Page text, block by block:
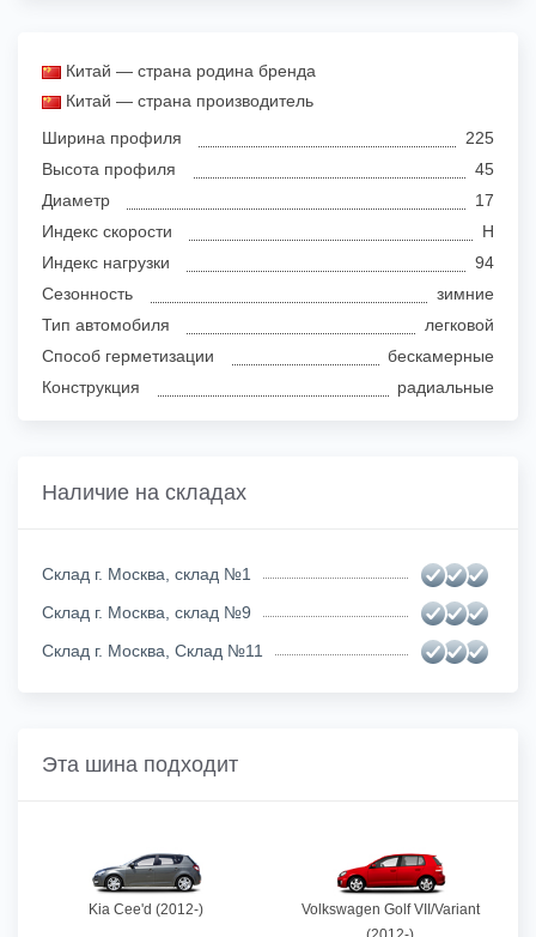
Китай — страна родина бренда
Китай — страна производитель
Ширина профиля
225
Высота профиля
45
Диаметр
17
Индекс скорости
H
Индекс нагрузки
94
Сезонность
зимние
Тип автомобиля
легковой
Способ герметизации
бескамерные
Конструкция
радиальные
Наличие на складах
Склад г. Москва, склад №1
Склад г. Москва, склад №9
Склад г. Москва, Склад №11
Эта шина подходит
Kia Cee'd (2012-)
Volkswagen Golf VII/Variant